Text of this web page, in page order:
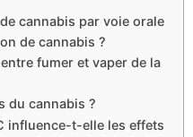
cannabis par voie orale
de cannabis ?
fumer et vaper de la
du cannabis ?
influence-t-elle les effets